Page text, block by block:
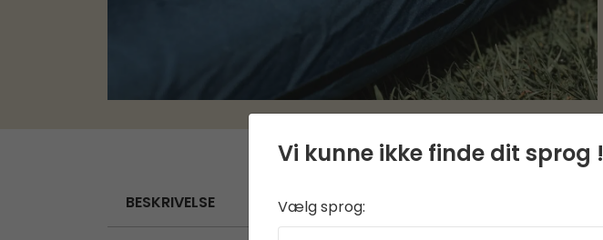
BESKRIVELSE
Vi kunne ikke finde dit sprog !
Vælg sprog: